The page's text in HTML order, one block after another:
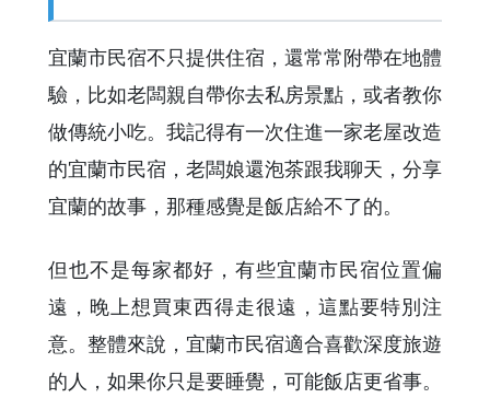
宜蘭市民宿不只提供住宿，還常常附帶在地體
驗，比如老闆親自帶你去私房景點，或者教你
做傳統小吃。我記得有一次住進一家老屋改造
的宜蘭市民宿，老闆娘還泡茶跟我聊天，分享
宜蘭的故事，那種感覺是飯店給不了的。
但也不是每家都好，有些宜蘭市民宿位置偏
遠，晚上想買東西得走很遠，這點要特別注
意。整體來說，宜蘭市民宿適合喜歡深度旅遊
的人，如果你只是要睡覺，可能飯店更省事。